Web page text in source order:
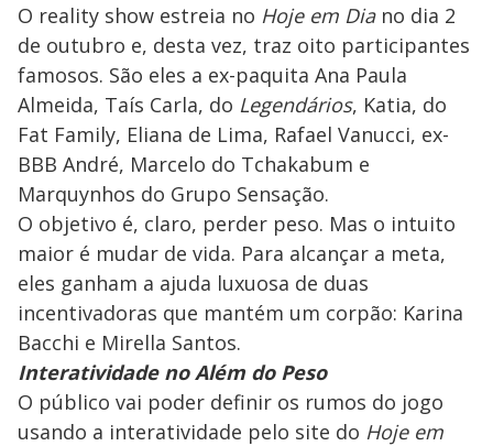
O reality show estreia no Hoje em Diano dia 2
de outubro e, desta vez, traz oito participantes
famosos. São eles a ex-paquita Ana Paula
Almeida, Taís Carla, do Legendários, Katia, do
Fat Family, Eliana de Lima, Rafael Vanucci, ex-
BBB André, Marcelo do Tchakabum e
Marquynhos do Grupo Sensação.
O objetivo é, claro, perder peso. Mas o intuito
maior é mudar de vida. Para alcançar a meta,
eles ganham a ajuda luxuosa de duas
incentivadoras que mantém um corpão: Karina
Bacchi e Mirella Santos.
Interatividade no Além do Peso
O público vai poder definir os rumos do jogo
usando a interatividade pelo site do Hoje em